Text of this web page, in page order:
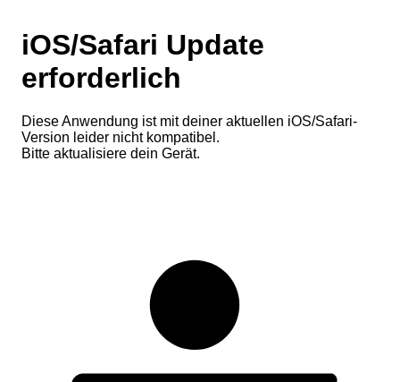
iOS/Safari Update
erforderlich
Diese Anwendung ist mit deiner aktuellen iOS/Safari-
Version leider nicht kompatibel.
Bitte aktualisiere dein Gerät.